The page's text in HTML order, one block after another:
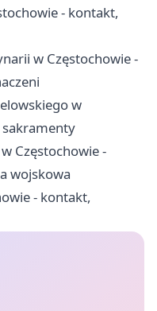
- kontakt,
w Częstochowie -
w
Częstochowie -
wojskowa
- kontakt,